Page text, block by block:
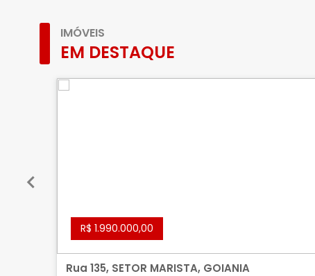
IMÓVEIS
EM DESTAQUE
R$ 1.990.000,00
Rua 135, SETOR MARISTA, GOIANIA